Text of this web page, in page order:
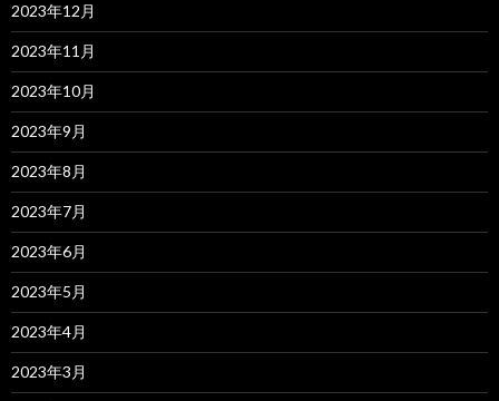
2023年12月
2023年11月
2023年10月
2023年9月
2023年8月
2023年7月
2023年6月
2023年5月
2023年4月
2023年3月